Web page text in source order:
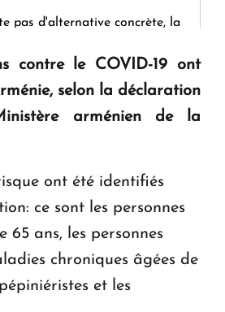
pas d'alternative concrète, la
de résilience et d'avenir
Regency d'Arménie
à Dilijan
contre le COVID-19 ont
selon la déclaration
arménien de la
ont été identifiés
ce sont les personnes
65 ans, les personnes
chroniques âgées de
et les